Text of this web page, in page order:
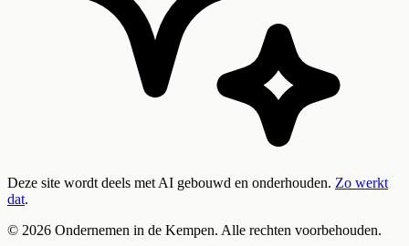
Deze site wordt deels met AI gebouwd en onderhouden. Zo werkt
dat.
© 2026 Ondernemen in de Kempen. Alle rechten voorbehouden.